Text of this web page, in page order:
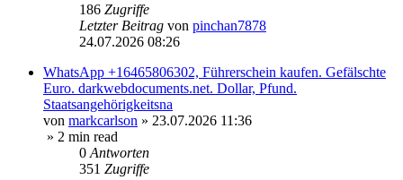
186 Zugriffe
Letzter Beitrag von pinchan7878
24.07.2026 08:26
WhatsApp +16465806302, Führerschein kaufen. Gefälschte
Euro. darkwebdocuments.net. Dollar, Pfund.
Staatsangehörigkeitsna
von markcarlson » 23.07.2026 11:36
» 2 min read
0 Antworten
351 Zugriffe